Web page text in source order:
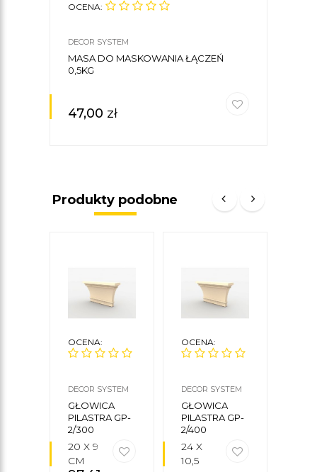
OCENA:
DECOR SYSTEM
MASA DO MASKOWANIA ŁĄCZEŃ
0,5KG
47,00 zł
Produkty podobne
OCENA:
DECOR SYSTEM
GŁOWICA
PILASTRA GP-
2/300
20 X 9
CM
OCENA:
DECOR SYSTEM
GŁOWICA
PILASTRA GP-
2/400
24 X
10,5